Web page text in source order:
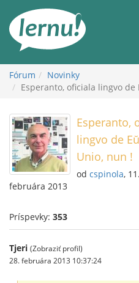
obsah
Fórum
Novinky
Esperanto, oficiala lingvo de
Esperanto,
lingvo de
Unio, nun !
od cspinola, 11.
februára 2013
Príspevky: 353
Tjeri (Zobraziť profil)
28. februára 2013 10:37:24